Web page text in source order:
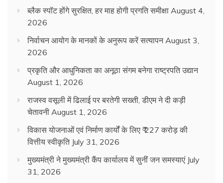
ब्लैक स्पॉट होंगे सुरक्षित, हर माह होगी प्रगति समीक्षा August 4,
2026
निर्वाचन आयोग के मानकों के अनुरूप करें सत्यापन August 3,
2026
प्रकृति और आधुनिकता का अनूठा संगम बनेगा राष्ट्रपति उद्यान
August 1, 2026
राजस्व वसूली में ढिलाई पर बरतेगी सख्ती, डीएम ने दी कड़ी
चेतावनी August 1, 2026
विकास योजनाओं एवं निर्माण कार्यों के लिए ₹ 227 करोड़ की
वित्तीय स्वीकृति July 31, 2026
मुख्यमंत्री ने मुख्यमंत्री कैंप कार्यालय में सुनीं जन समस्याएं July
31, 2026